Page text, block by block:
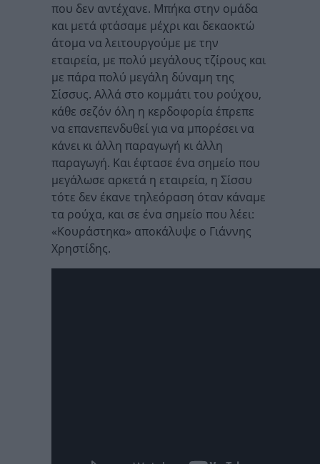
που δεν αντέχανε. Μπήκα στην ομάδα
και μετά φτάσαμε μέχρι και δεκαοκτώ
άτομα να λειτουργούμε με την
εταιρεία, με πολύ μεγάλους τζίρους και
με πάρα πολύ μεγάλη δύναμη της
Σίσσυς. Αλλά στο κομμάτι του ρούχου,
κάθε σεζόν όλη η κερδοφορία έπρεπε
να επανεπενδυθεί για να μπορέσει να
κάνει κι άλλη παραγωγή κι άλλη
παραγωγή. Και έφτασε ένα σημείο που
μεγάλωσε αρκετά η εταιρεία, η Σίσσυ
τότε δεν έκανε τηλεόραση όταν κάναμε
τα ρούχα, και σε ένα σημείο που λέει:
«Κουράστηκα» αποκάλυψε ο Γιάννης
Χρηστίδης.